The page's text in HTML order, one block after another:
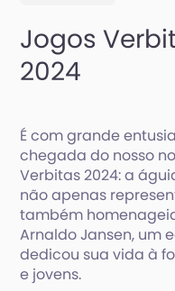
Jogos
2024
É com grande
chegada do nosso
Verbitas 2024: a
não apenas
também
Arnaldo Jansen, um
dedicou sua vida à
e jovens.